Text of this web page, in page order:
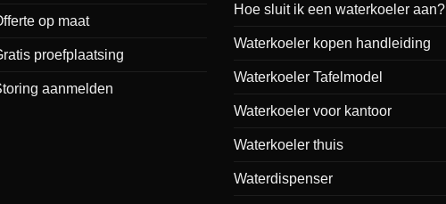
op maat
proefplaatsing
aanmelden
Hoe sluit ik een waterkoeler aan?
Waterkoeler kopen handleiding
Waterkoeler Tafelmodel
Waterkoeler voor kantoor
Waterkoeler thuis
Waterdispenser